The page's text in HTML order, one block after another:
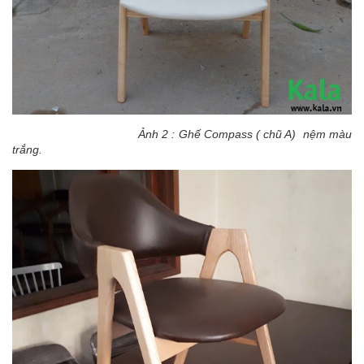
Ảnh 2 : Ghế Compass ( chũ A) nệm màu
trắng.